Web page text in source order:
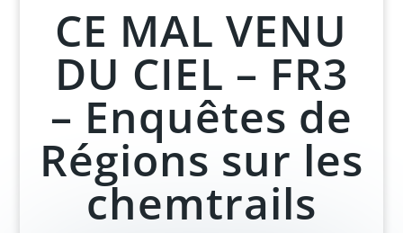
CE MAL VENU
DU CIEL – FR3
– Enquêtes de
Régions sur les
chemtrails